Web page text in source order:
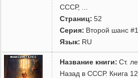
СССР,
Страниц: 52
Серия: Второй шанс
Язык: RU
Название книги: Ст.
Назад в СССР. Книга 12